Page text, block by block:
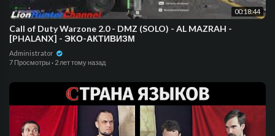
00:18:44
Call of Duty Warzone 2.0 - DMZ (SOLO) - AL MAZRAH -
[PHALANX] - ЭКО-АКТИВИЗМ
Administrator
7 Просмотры · 2 лет тому назад